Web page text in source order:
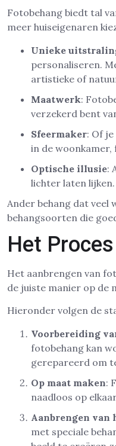
Fotobehang biedt tal
meer huiseigenaren
Unieke
personaliseren.
artistieke of
Maatwerk:
verzekerd bent
Sfeermaker: Of
in de woonkamer,
Optische illusie:
lichter laten
Ander behang dat veel
behangsoorten die
Het
Het aanbrengen van
de juiste manier op de
Hieronder volgen de
Voorbereiding
fotobehang kan
gerepareerd om
Op maat maken:
naadloos op
Aanbrengen van
met speciale